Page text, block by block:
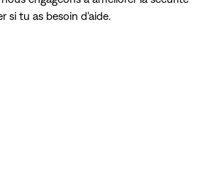
si tu as besoin d'aide.